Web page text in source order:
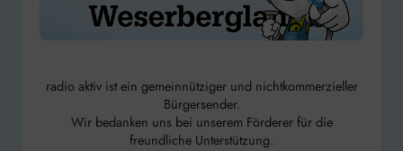
radio aktiv ist ein gemeinnütziger und nichtkommerzieller
Bürgersender.
Wir bedanken uns bei unserem Förderer für die
freundliche Unterstützung.